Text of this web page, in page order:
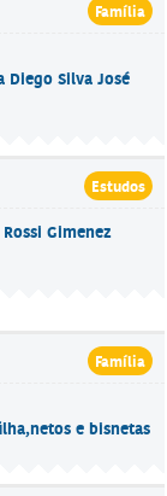
Família
Diego Silva José
Estudos
Gimenez
Família
e bisnetas